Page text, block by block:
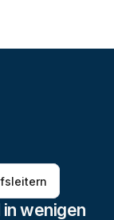
wenigen